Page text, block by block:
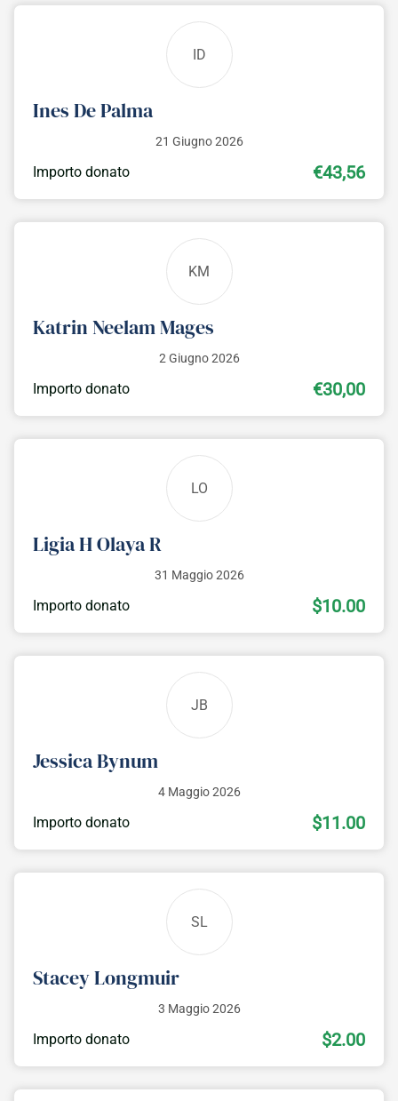
ID
Ines De Palma
21 Giugno 2026
Importo donato €43,56
KM
Katrin Neelam Mages
2 Giugno 2026
Importo donato €30,00
LO
Ligia H Olaya R
31 Maggio 2026
Importo donato $10.00
JB
Jessica Bynum
4 Maggio 2026
Importo donato $11.00
SL
Stacey Longmuir
3 Maggio 2026
Importo donato $2.00